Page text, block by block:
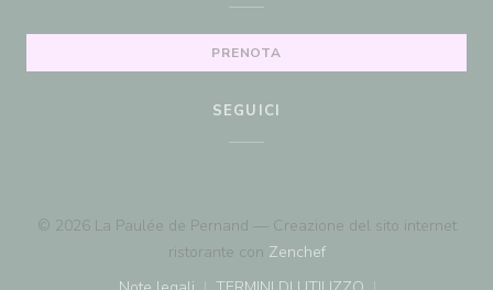
PRENOTA
SEGUICI
© 2026 La Paulée de Pernand — Creazione del sito internet
ristorante con Zenchef((apre una nuova